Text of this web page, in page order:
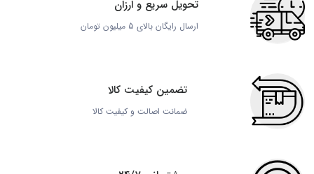
تحویل سریع و ارزان
ارسال رایگان بالای 5 میلیون تومان
تضمین کیفیت کالا
ضمانت اصالت و کیفیت کالا